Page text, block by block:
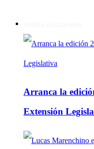
Arranca la
Extensión